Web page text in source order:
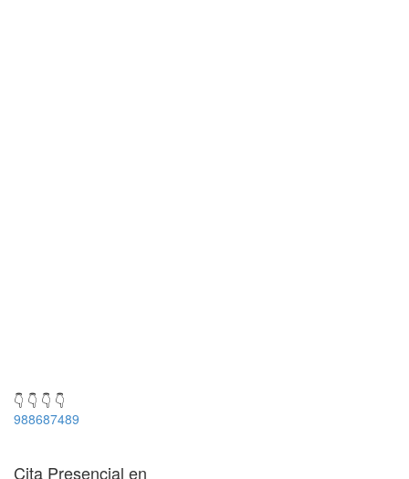
👇 👇 👇 👇
988687489
Cita Presencial en